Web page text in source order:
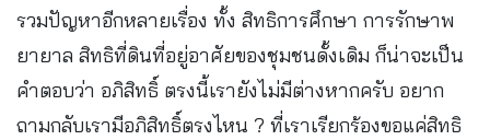
รวมปัญหาอีกหลายเรื่อง ทั้ง สิทธิการศึกษา การรักษาพ
ยายาล สิทธิที่ดินที่อยู่อาศัยของชุมชนดั้งเดิม ก็น่าจะเป็น
คำตอบว่า อภิสิทธิ์ ตรงนี้เรายังไม่มีต่างหากครับ อยาก
ถามกลับเรามีอภิสิทธิ์ตรงไหน ? ที่เราเรียกร้องขอแค่สิทธิ